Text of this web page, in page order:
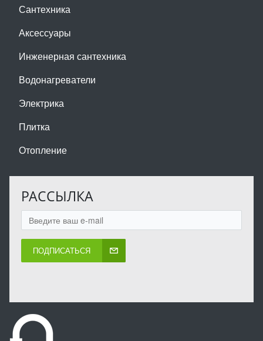
Сантехника
Аксессуары
Инженерная сантехника
Водонагреватели
Электрика
Плитка
Отопление
РАССЫЛКА
ПОДПИСАТЬСЯ